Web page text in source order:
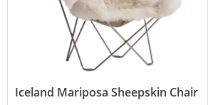
Iceland Mariposa Sheepskin Chair